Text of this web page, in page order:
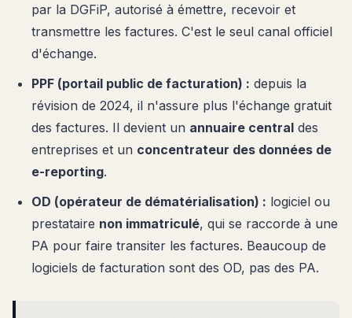
par la DGFiP, autorisé à émettre, recevoir et
transmettre les factures. C'est le seul canal officiel
d'échange.
PPF (portail public de facturation) : depuis la
révision de 2024, il n'assure plus l'échange gratuit
des factures. Il devient un annuaire central des
entreprises et un concentrateur des données de
e-reporting.
OD (opérateur de dématérialisation) : logiciel ou
prestataire non immatriculé, qui se raccorde à une
PA pour faire transiter les factures. Beaucoup de
logiciels de facturation sont des OD, pas des PA.